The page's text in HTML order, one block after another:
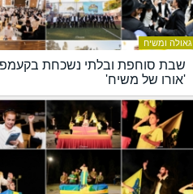
גאולה ומשיח
שבת סוחפת ובלתי נשכחת בקעמפ
'אורו של משיח'